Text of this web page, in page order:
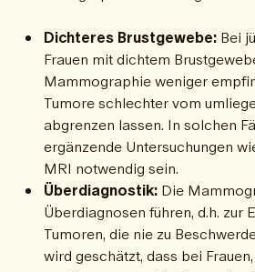
Dichteres Brustgewebe: Bei
Frauen mit dichtem
Mammographie weniger
Tumore schlechter vom
abgrenzen lassen. In solchen
ergänzende Untersuchungen
MRI notwendig sein.
Überdiagnostik: Die
Überdiagnosen führen, d.h. zur
Tumoren, die nie zu
wird geschätzt, dass bei